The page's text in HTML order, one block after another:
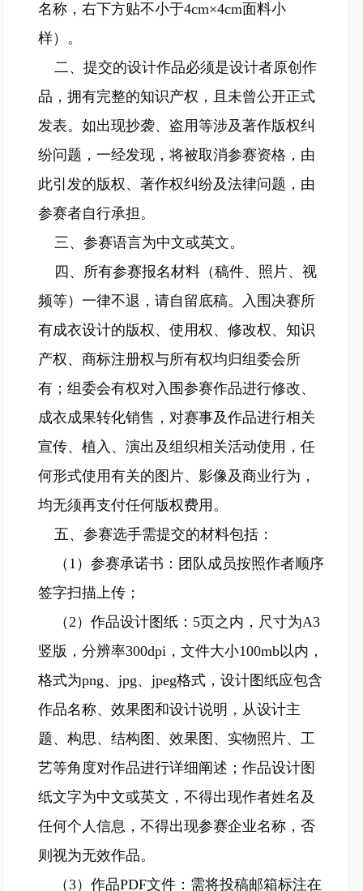
名称，右下方贴不小于4cm×4cm面料小
样）。
二、提交的设计作品必须是设计者原创作
品，拥有完整的知识产权，且未曾公开正式
发表。如出现抄袭、盗用等涉及著作版权纠
纷问题，一经发现，将被取消参赛资格，由
此引发的版权、著作权纠纷及法律问题，由
参赛者自行承担。
三、参赛语言为中文或英文。
四、所有参赛报名材料（稿件、照片、视
频等）一律不退，请自留底稿。入围决赛所
有成衣设计的版权、使用权、修改权、知识
产权、商标注册权与所有权均归组委会所
有；组委会有权对入围参赛作品进行修改、
成衣成果转化销售，对赛事及作品进行相关
宣传、植入、演出及组织相关活动使用，任
何形式使用有关的图片、影像及商业行为，
均无须再支付任何版权费用。
五、参赛选手需提交的材料包括：
（1）参赛承诺书：团队成员按照作者顺序
签字扫描上传；
（2）作品设计图纸：5页之内，尺寸为A3
竖版，分辨率300dpi，文件大小100mb以内，
格式为png、jpg、jpeg格式，设计图纸应包含
作品名称、效果图和设计说明，从设计主
题、构思、结构图、效果图、实物照片、工
艺等角度对作品进行详细阐述；作品设计图
纸文字为中文或英文，不得出现作者姓名及
任何个人信息，不得出现参赛企业名称，否
则视为无效作品。
（3）作品PDF文件：需将投稿邮箱标注在